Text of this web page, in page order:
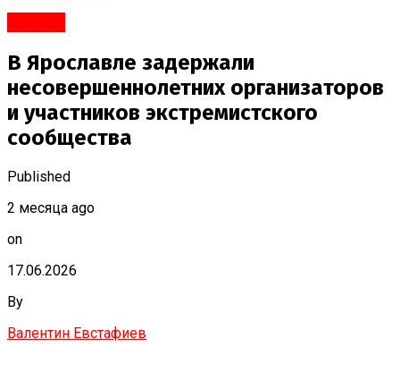
В Ярославле задержали
несовершеннолетних организаторов
и участников экстремистского
сообщества
Published
2 месяца ago
on
17.06.2026
By
Валентин Евстафиев